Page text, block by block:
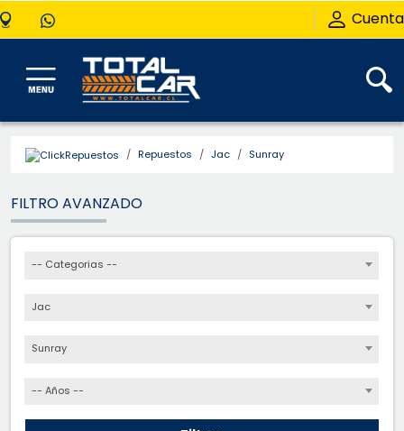
Cuenta
Repuestos Jac Sunray
FILTRO AVANZADO
-- Categorias --
Jac
Sunray
-- Años --